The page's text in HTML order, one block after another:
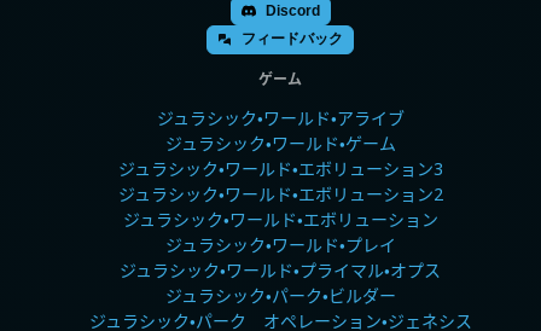
Discord
フィードバック
ゲーム
ジュラシック・ワールド・アライブ
ジュラシック・ワールド・ゲーム
ジュラシック・ワールド・エボリューション3
ジュラシック・ワールド・エボリューション2
ジュラシック・ワールド・エボリューション
ジュラシック・ワールド・プレイ
ジュラシック・ワールド・プライマル・オプス
ジュラシック・パーク・ビルダー
ジュラシック・パーク オペレーション・ジェネシス